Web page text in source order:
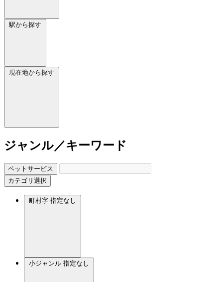
駅から探す
現在地から探す
ジャンル／キーワード
ペットサービス
カテゴリ選択
町村字 指定なし
小ジャンル 指定なし